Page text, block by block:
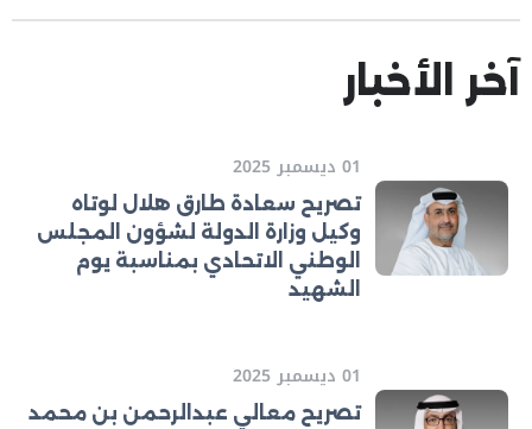
آخر الأخبار
01 ديسمبر 2025
تصريح سعادة طارق هلال لوتاه
وكيل وزارة الدولة لشؤون المجلس
الوطني الاتحادي بمناسبة يوم
الشهيد
01 ديسمبر 2025
تصريح معالي عبدالرحمن بن محمد